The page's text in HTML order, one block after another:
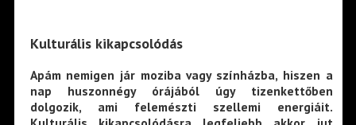
Kulturális kikapcsolódás
Apám nemigen jár moziba vagy színházba, hiszen a
nap huszonnégy órájából úgy tizenkettőben
dolgozik, ami felemészti szellemi energiáit.